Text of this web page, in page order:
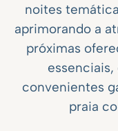
noites
aprimorando a
próximas
convenientes
praia